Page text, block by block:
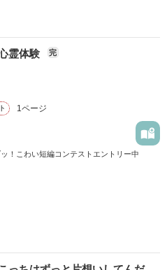
ていた。
春する……それってどんなに幸
もしれない。
ます
がよろしくお願いします。
霊体験 完
1ページ
！こわい短編コンテストエントリー中
ただけなの､､､